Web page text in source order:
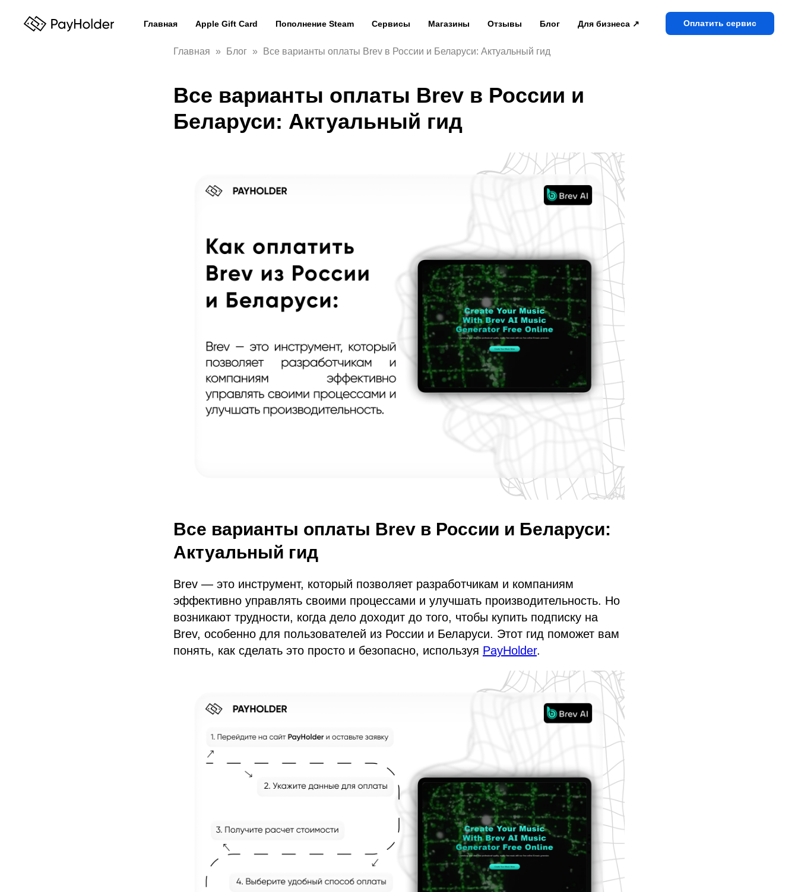
Главная Блог Все варианты оплаты Brev в России и Беларуси: Актуальный гид
Главная Apple Gift Card Пополнение Steam Сервисы Магазины Отзывы Блог Для бизнеса ↗ Оплатить сервис
Все варианты оплаты Brev в России и
Беларуси: Актуальный гид
Все варианты оплаты Brev в России и Беларуси:
Актуальный гид
Brev — это инструмент, который позволяет разработчикам и компаниям
эффективно управлять своими процессами и улучшать производительность. Но
возникают трудности, когда дело доходит до того, чтобы купить подписку на
Brev, особенно для пользователей из России и Беларуси. Этот гид поможет вам
понять, как сделать это просто и безопасно, используя PayHolder.